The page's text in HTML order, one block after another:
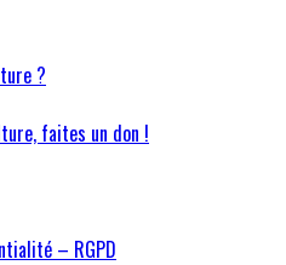
?
faites un don !
– RGPD